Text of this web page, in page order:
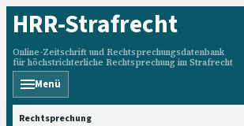
HRR-Strafrecht
Online-Zeitschrift und Rechtsprechungsdatenbank
für höchstrichterliche Rechtsprechung im Strafrecht
Menü
HRRS durchsuchen